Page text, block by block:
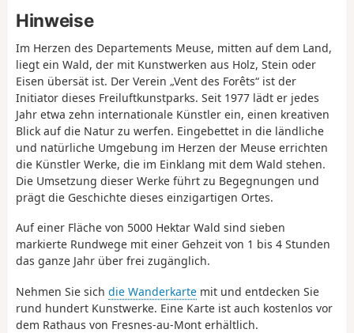
Hinweise
Im Herzen des Departements Meuse, mitten auf dem Land,
liegt ein Wald, der mit Kunstwerken aus Holz, Stein oder
Eisen übersät ist. Der Verein „Vent des Forêts“ ist der
Initiator dieses Freiluftkunstparks. Seit 1977 lädt er jedes
Jahr etwa zehn internationale Künstler ein, einen kreativen
Blick auf die Natur zu werfen. Eingebettet in die ländliche
und natürliche Umgebung im Herzen der Meuse errichten
die Künstler Werke, die im Einklang mit dem Wald stehen.
Die Umsetzung dieser Werke führt zu Begegnungen und
prägt die Geschichte dieses einzigartigen Ortes.
Auf einer Fläche von 5000 Hektar Wald sind sieben
markierte Rundwege mit einer Gehzeit von 1 bis 4 Stunden
das ganze Jahr über frei zugänglich.
Nehmen Sie sich die Wanderkarte mit und entdecken Sie
rund hundert Kunstwerke. Eine Karte ist auch kostenlos vor
dem Rathaus von Fresnes-au-Mont erhältlich.